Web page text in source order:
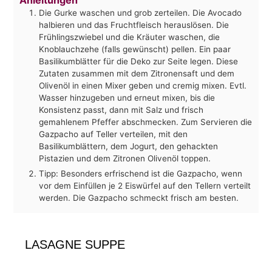
Die Gurke waschen und grob zerteilen. Die Avocado
halbieren und das Fruchtfleisch herauslösen. Die
Frühlingszwiebel und die Kräuter waschen, die
Knoblauchzehe (falls gewünscht) pellen. Ein paar
Basilikumblätter für die Deko zur Seite legen. Diese
Zutaten zusammen mit dem Zitronensaft und dem
Olivenöl in einen Mixer geben und cremig mixen. Evtl.
Wasser hinzugeben und erneut mixen, bis die
Konsistenz passt, dann mit Salz und frisch
gemahlenem Pfeffer abschmecken. Zum Servieren die
Gazpacho auf Teller verteilen, mit den
Basilikumblättern, dem Jogurt, den gehackten
Pistazien und dem Zitronen Olivenöl toppen.
Tipp: Besonders erfrischend ist die Gazpacho, wenn
vor dem Einfüllen je 2 Eiswürfel auf den Tellern verteilt
werden. Die Gazpacho schmeckt frisch am besten.
LASAGNE SUPPE